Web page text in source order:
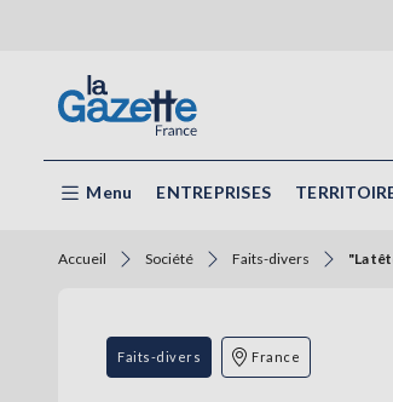
Menu ENTREPRISES
Accueil Société Faits-divers "La
Faits-divers France